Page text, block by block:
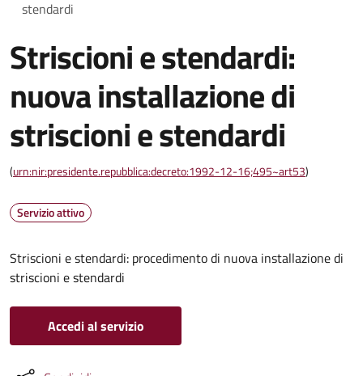
stendardi
Striscioni e stendardi:
nuova installazione di
striscioni e stendardi
(urn:nir:presidente.repubblica:decreto:1992-12-16;495~art53)
Servizio attivo
Striscioni e stendardi: procedimento di nuova installazione di
striscioni e stendardi
Accedi al servizio